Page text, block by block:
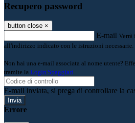
Recupero password
button close ×
E-mail Verrà
all'indirizzo indicato con le istruzioni necessarie.
Non hai una e-mail associata al nome utente?
tramite la Login Spaggiari
E-mail inviata, si prega di controllare la
Errore